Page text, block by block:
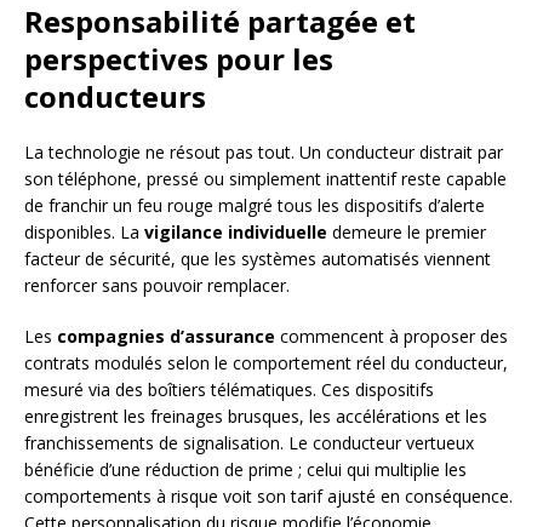
Responsabilité partagée et
perspectives pour les
conducteurs
La technologie ne résout pas tout. Un conducteur distrait par
son téléphone, pressé ou simplement inattentif reste capable
de franchir un feu rouge malgré tous les dispositifs d’alerte
disponibles. La vigilance individuelle demeure le premier
facteur de sécurité, que les systèmes automatisés viennent
renforcer sans pouvoir remplacer.
Les compagnies d’assurance commencent à proposer des
contrats modulés selon le comportement réel du conducteur,
mesuré via des boîtiers télématiques. Ces dispositifs
enregistrent les freinages brusques, les accélérations et les
franchissements de signalisation. Le conducteur vertueux
bénéficie d’une réduction de prime ; celui qui multiplie les
comportements à risque voit son tarif ajusté en conséquence.